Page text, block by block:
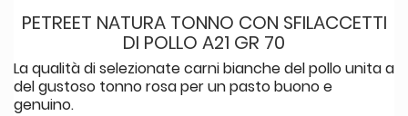
PETREET NATURA TONNO CON SFILACCETTI
DI POLLO A21 GR 70
La qualità di selezionate carni bianche del pollo unita a
del gustoso tonno rosa per un pasto buono e
genuino.